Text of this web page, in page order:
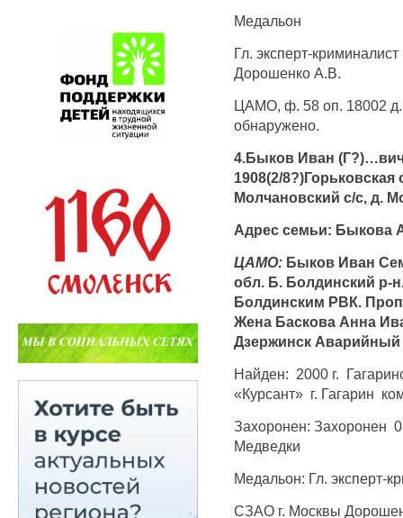
Медальон
Гл. эксперт-
Дорошенко А.В.
ЦАМО, ф. 58 оп. 18002 д.
обнаружено.
4.Быков Иван
1908(2/
Молчановский с/с, д.
Адрес семьи: Быкова
ЦАМО: Быков Иван
обл. Б. Болдинский р-
Болдинским РВК.
Жена Баскова Анна
Дзержинск Аварийный
Найден: 2000 г.
«Курсант» г. Гагарин
Захоронен: Захоронен
Медведки
Медальон: Гл. эксперт-
СЗАО г. Москвы